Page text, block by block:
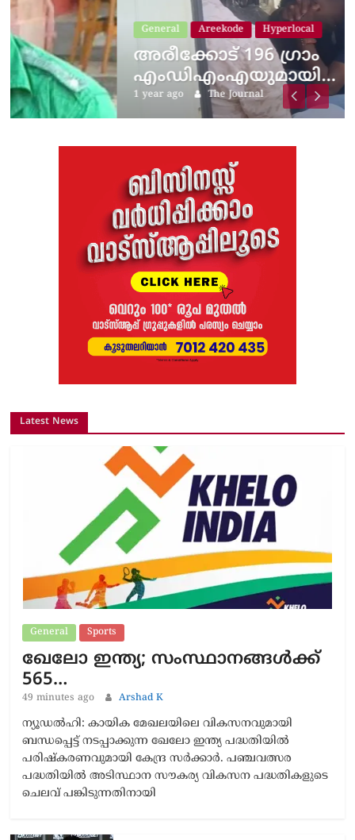
General Areekode Hyperlocal
അരീക്കോട് 196 ​ഗ്രാം
എംഡിഎംഎയുമായി…
1 year ago The Journal
Latest News
General Sports
ഖേലോ ഇന്ത്യ; സംസ്ഥാനങ്ങൾക്ക്
565…
49 minutes ago Arshad K
ന്യൂഡൽഹി: കായിക മേഖലയിലെ വികസനവുമായി
ബന്ധപ്പെട്ട് നടപ്പാക്കുന്ന ഖേലോ ഇന്ത്യ പദ്ധതിയിൽ
പരിഷ്കരണവുമായി കേന്ദ്ര സർക്കാർ. പഞ്ചവത്സര
പദ്ധതിയിൽ അടിസ്ഥാന സൗകര്യ വികസന പദ്ധതികളുടെ
ചെലവ് പങ്കിടുന്നതിനായി